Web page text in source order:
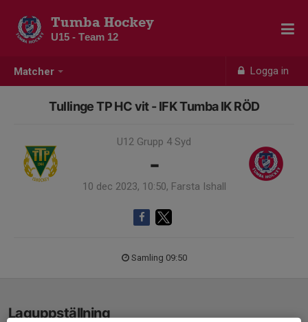
Matcher Logga in
Tumba Hockey
U15 - Team 12
Tullinge TP HC vit - IFK Tumba IK RÖD
U12 Grupp 4 Syd
-
10 dec 2023, 10:50, Farsta Ishall
Samling 09:50
Laguppställning